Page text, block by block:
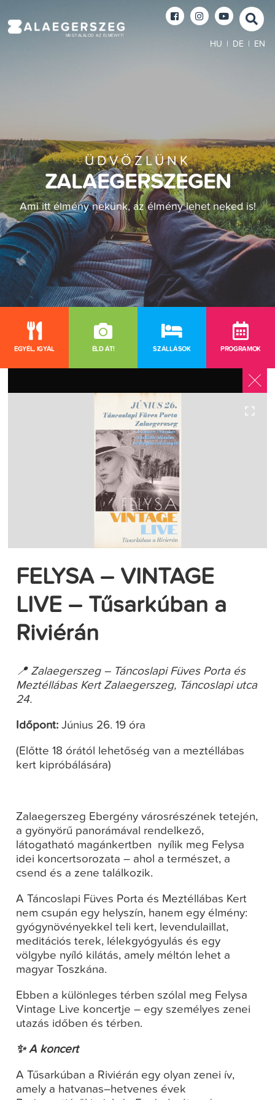
MEGTALÁLOD AZ ÉLMÉNYT!
HU DE EN
ÜDVÖZLÜNK
ZALAEGERSZEGEN
Ami itt élmény nekünk, az élmény lehet neked is!
EGYÉL, IGYÁL ÉLD ÁT! SZÁLLÁSOK PROGRAMOK
FELYSA – VINTAGE
LIVE – Tűsarkúban a
Riviérán
📍 Zalaegerszeg – Táncoslapi Füves Porta és
Meztéllábas Kert Zalaegerszeg, Táncoslapi utca
24.
Időpont: Június 26. 19 óra
(Előtte 18 órától lehetőség van a meztéllábas
kert kipróbálására)
Zalaegerszeg Ebergény városrészének tetején,
a gyönyörű panorámával rendelkező,
látogatható magánkertben nyílik meg Felysa
idei koncertsorozata – ahol a természet, a
csend és a zene találkozik.
A Táncoslapi Füves Porta és Meztéllábas Kert
nem csupán egy helyszín, hanem egy élmény:
gyógynövényekkel teli kert, levendulaillat,
meditációs terek, lélekgyógyulás és egy
völgybe nyíló kilátás, amely méltón lehet a
magyar Toszkána.
Ebben a különleges térben szólal meg Felysa
Vintage Live koncertje – egy személyes zenei
utazás időben és térben.
✨ A koncert
A Tűsarkúban a Riviérán egy olyan zenei ív,
amely a hatvanas–hetvenes évek